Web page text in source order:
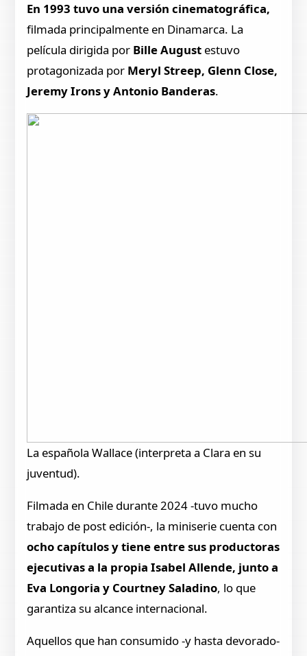
En 1993 tuvo una versión cinematográfica,
filmada principalmente en Dinamarca. La
película dirigida por Bille August estuvo
protagonizada por Meryl Streep, Glenn Close,
Jeremy Irons y Antonio Banderas.
La española Wallace (interpreta a Clara en su
juventud).
Filmada en Chile durante 2024 -tuvo mucho
trabajo de post edición-, la miniserie cuenta con
ocho capítulos y tiene entre sus productoras
ejecutivas a la propia Isabel Allende, junto a
Eva Longoria y Courtney Saladino, lo que
garantiza su alcance internacional.
Aquellos que han consumido -y hasta devorado-